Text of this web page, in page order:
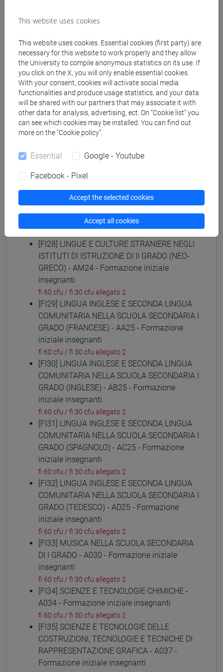
fi 60 cfu fi 30 cfu allegato 2
ISTITUTI DI ISTRUZIONE DI II GRADO
(GIAPPONESE) - AJ24 - Formazione iniziale
insegnanti
fi 60 cfu/fi 30 cfu allegato 2
[FI25] LINGUE E CULTURE STRANIERE NEGLI
ISTITUTI DI ISTRUZIONE DI II GRADO
(PORTOGHESE) - AN24 - Formazione iniziale
insegnanti
fi 60 cfu/fi 30 cfu allegato 2
(EBRAICO) - AK24 - Formazione iniziale
insegnanti
[FI27] LINGUA E CULTURA STRANIERA
(ARABO) - AL24 - Formazione iniziale
[FI28] LINGUE E CULTURE STRANIERE NEGLI
ISTITUTI DI ISTRUZIONE DI II GRADO (NEO-
GRECO) - AM24 - Formazione iniziale
insegnanti
fi 60 cfu / fi 30 cfu allegato 2
[FI29] LINGUA INGLESE E SECONDA LINGUA
COMUNITARIA NELLA SCUOLA SECONDARIA I
GRADO (FRANCESE) - AA25 - Formazione
iniziale insegnanti
fi 60 cfu / fi 30 cfu allegato 2
[FI30] LINGUA INGLESE E SECONDA LINGUA
COMUNITARIA NELLA SCUOLA SECONDARIA I
GRADO (INGLESE) - AB25 - Formazione
iniziale insegnanti
fi 60 cfu / fi 30 cfu allegato 2
[FI31] LINGUA INGLESE E SECONDA LINGUA
COMUNITARIA NELLA SCUOLA SECONDARIA I
GRADO (SPAGNOLO) - AC25 - Formazione
iniziale insegnanti
fi 60 cfu / fi 30 cfu allegato 2
[FI32] LINGUA INGLESE E SECONDA LINGUA
COMUNITARIA NELLA SCUOLA SECONDARIA I
GRADO (TEDESCO) - AD25 - Formazione
iniziale insegnanti
fi 60 cfu / fi 30 cfu allegato 2
[FI33] MUSICA NELLA SCUOLA SECONDARIA
DI I GRADO - A030 - Formazione iniziale
insegnanti
fi 60 cfu / fi 30 cfu allegato 2
[FI34] SCIENZE E TECNOLOGIE CHIMICHE -
A034 - Formazione iniziale insegnanti
fi 60 cfu / fi 30 cfu allegato 2
[FI35] SCIENZE E TECNOLOGIE DELLE
COSTRUZIONI, TECNOLOGIE E TECNICHE DI
RAPPRESENTAZIONE GRAFICA - A037 -
Formazione iniziale insegnanti
This website uses cookies
This website uses cookies. Essential cookies (first party) are
necessary for this website to work properly and they allow
the University to compile anonymous statistics on its use. If
you click on the X, you will only enable essential cookies.
With your consent, cookies will activate social media
functionalities and produce usage statistics, and your data
will be shared with our partners that may associate it with
other data for analysis, advertising, ect. On “Cookie list” you
can see which cookies may be installed. You can find out
more on the “Cookie policy”.
Essential Google - Youtube
Facebook - Pixel
Accept the selected cookies
Accept all cookies